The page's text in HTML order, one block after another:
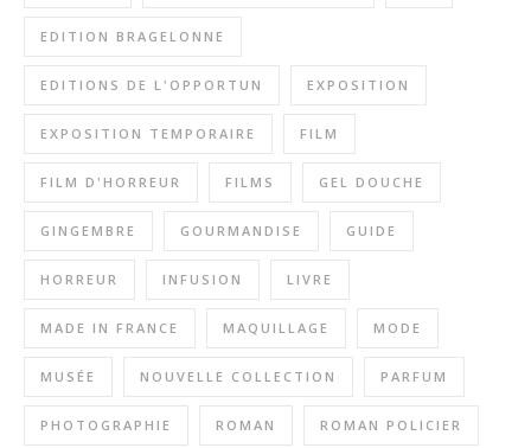
EDITION BRAGELONNE
EDITIONS DE L'OPPORTUN EXPOSITION
EXPOSITION TEMPORAIRE FILM
FILM D'HORREUR FILMS GEL DOUCHE
GINGEMBRE GOURMANDISE GUIDE
HORREUR INFUSION LIVRE
MADE IN FRANCE MAQUILLAGE MODE
MUSÉE NOUVELLE COLLECTION PARFUM
PHOTOGRAPHIE ROMAN ROMAN POLICIER